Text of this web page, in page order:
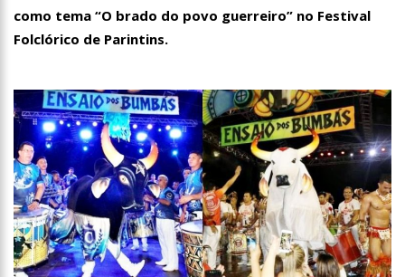
como tema “O brado do povo guerreiro” no Festival
Folclórico de Parintins.